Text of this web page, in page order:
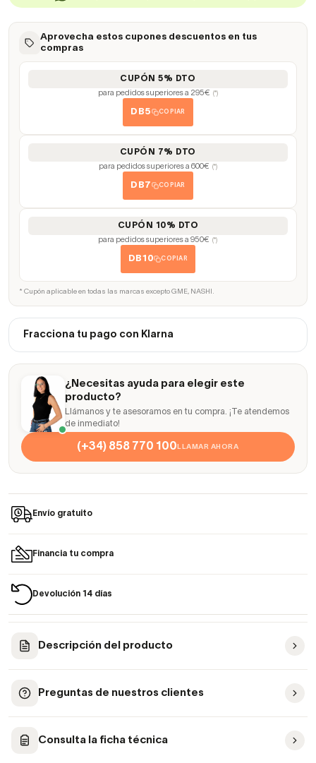
Aprovecha estos cupones descuentos en tus
compras
CUPÓN 5% DTO
para pedidos superiores a 295€ (*)
DB5 COPIAR
CUPÓN 7% DTO
para pedidos superiores a 600€ (*)
DB7 COPIAR
CUPÓN 10% DTO
para pedidos superiores a 950€ (*)
DB10 COPIAR
* Cupón aplicable en todas las marcas excepto GME, NASHI.
Fracciona tu pago con Klarna
¿Necesitas ayuda para elegir este
producto?
Llámanos y te asesoramos en tu compra. ¡Te atendemos
de inmediato!
(+34) 858 770 100LLAMAR AHORA
Envío gratuito
Financia tu compra
Devolución 14 días
Descripción del producto
Preguntas de nuestros clientes
Consulta la ficha técnica